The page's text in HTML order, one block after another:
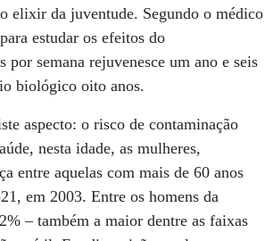
elixir da juventude. Segundo o médico
estudar os efeitos do
semana rejuvenesce um ano e seis
biológico oito anos.
aspecto: o risco de contaminação
nesta idade, as mulheres,
entre aquelas com mais de 60 anos
em 2003. Entre os homens da
– também a maior dentre as faixas